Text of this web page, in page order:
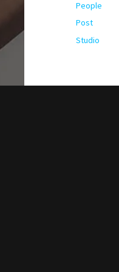
People
Post
Studio